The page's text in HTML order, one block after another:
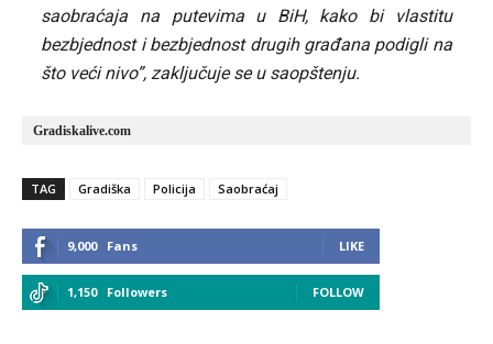
saobraćaja na putevima u BiH, kako bi vlastitu
bezbjednost i bezbjednost drugih građana podigli na
što veći nivo”, zaključuje se u saopštenju.
Gradiskalive.com
TAG Gradiška Policija Saobraćaj
9,000 Fans LIKE
1,150 Followers FOLLOW